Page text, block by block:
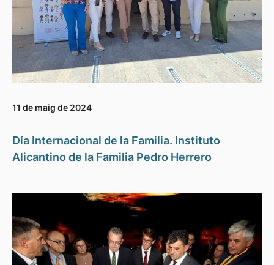
11 de maig de 2024
Día Internacional de la Familia. Instituto
Alicantino de la Familia Pedro Herrero